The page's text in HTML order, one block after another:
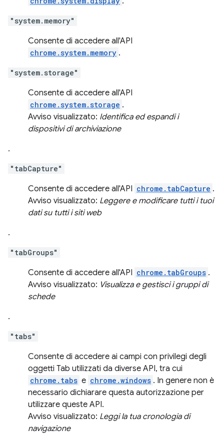
"system.memory"
Consente di accedere all'API
chrome.system.memory .
"system.storage"
Consente di accedere all'API
chrome.system.storage .
Avviso visualizzato: Identifica ed espandi i
dispositivi di archiviazione
.
"tabCapture"
Consente di accedere all'API chrome.tabCapture .
Avviso visualizzato: Leggere e modificare tutti i tuoi
dati su tutti i siti web
.
"tabGroups"
Consente di accedere all'API chrome.tabGroups .
Avviso visualizzato: Visualizza e gestisci i gruppi di
schede
.
"tabs"
Consente di accedere ai campi con privilegi degli
oggetti Tab utilizzati da diverse API, tra cui
chrome.tabs e chrome.windows . In genere non è
necessario dichiarare questa autorizzazione per
utilizzare queste API.
Avviso visualizzato: Leggi la tua cronologia di
navigazione